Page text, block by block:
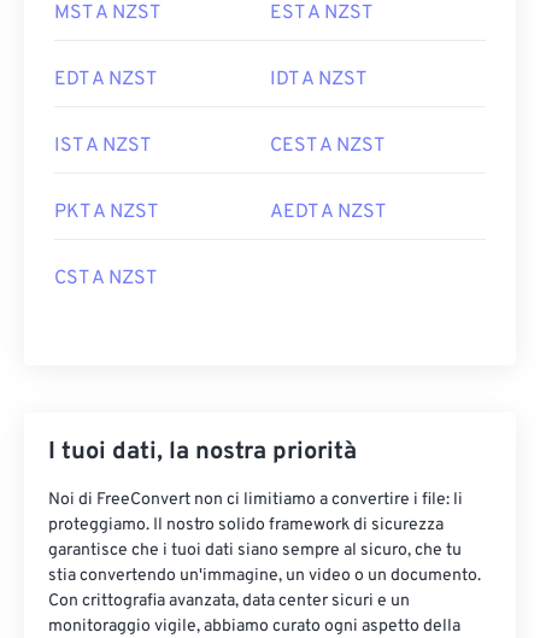
MST A NZST EST A NZST
EDT A NZST IDT A NZST
IST A NZST CEST A NZST
PKT A NZST AEDT A NZST
CST A NZST
I tuoi dati, la nostra priorità
Noi di FreeConvert non ci limitiamo a convertire i file: li
proteggiamo. Il nostro solido framework di sicurezza
garantisce che i tuoi dati siano sempre al sicuro, che tu
stia convertendo un'immagine, un video o un documento.
Con crittografia avanzata, data center sicuri e un
monitoraggio vigile, abbiamo curato ogni aspetto della